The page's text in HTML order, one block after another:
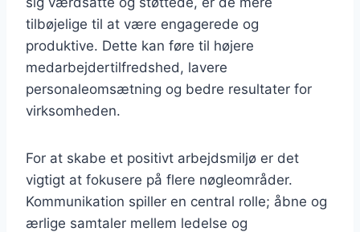
tilbøjelige til at være engagerede og
produktive. Dette kan føre til højere
medarbejdertilfredshed, lavere
personaleomsætning og bedre resultater for
virksomheden.
For at skabe et positivt arbejdsmiljø er det
vigtigt at fokusere på flere nøgleområder.
Kommunikation spiller en central rolle; åbne og
ærlige samtaler mellem ledelse og